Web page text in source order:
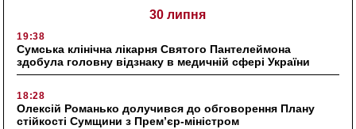
30 липня
19:38
Сумська клінічна лікарня Святого Пантелеймона
здобула головну відзнаку в медичній сфері України
18:28
Олексій Романько долучився до обговорення Плану
стійкості Сумщини з Прем’єр-міністром